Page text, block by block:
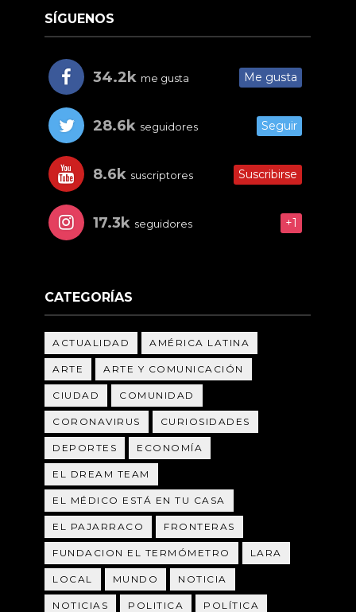
SÍGUENOS
34.2k me gusta Me gusta
28.6k seguidores Seguir
8.6k suscriptores Suscribirse
17.3k seguidores +1
CATEGORÍAS
ACTUALIDAD AMÉRICA LATINA
ARTE ARTE Y COMUNICACIÓN
CIUDAD COMUNIDAD
CORONAVIRUS CURIOSIDADES
DEPORTES ECONOMÍA
EL DREAM TEAM
EL MÉDICO ESTÁ EN TU CASA
EL PAJARRACO FRONTERAS
FUNDACION EL TERMÓMETRO LARA
LOCAL MUNDO NOTICIA
NOTICIAS POLITICA POLÍTICA